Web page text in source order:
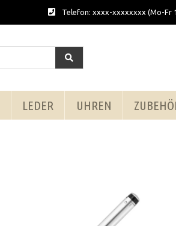
Telefon: xxxx-xxxxxxxx (Mo-Fr
LEDER UHREN